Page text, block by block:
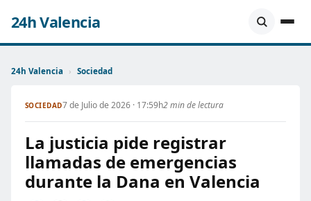
24h Valencia
24h Valencia › Sociedad
SOCIEDAD7 de Julio de 2026 · 17:59h2 min de lectura
La justicia pide registrar
llamadas de emergencias
durante la Dana en Valencia